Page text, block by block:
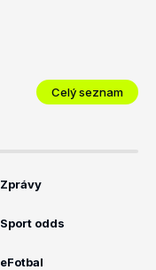
Celý seznam
Zprávy
Sport odds
eFotbal